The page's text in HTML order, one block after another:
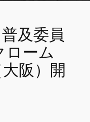
及委員
ローム
阪）開